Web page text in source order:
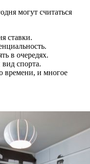
могут считаться
ставки.
в очередях.
спорта.
времени, и многое